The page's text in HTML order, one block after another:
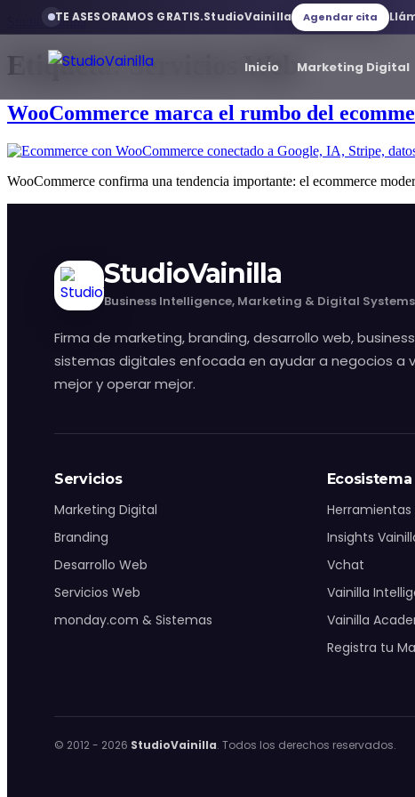
StudioVainillaTE ASESORAMOS GRATIS.StudioVainilla Agendar cita
Inicio Marketing Digital
Marketing Digital
Servicios web
Branding
Vainilla Intelligence
Contacto
Etiqueta:Servicios Web
WooCommerce marca el rumbo del
WooCommerce confirma una tendencia importante: el ecommerce
StudioVainilla
Business Intelligence, Marketing & Digital Systems
Firma de marketing, branding, desarrollo web,
sistemas digitales enfocada en ayudar a negocios a
mejor y operar mejor.
Servicios
Marketing Digital
Branding
Desarrollo Web
Servicios Web
monday.com & Sistemas
Ecosistema
Insights
Vchat
Vainilla
Vainilla
Registra tu
© 2012 - 2026 StudioVainilla. Todos los derechos reservados.